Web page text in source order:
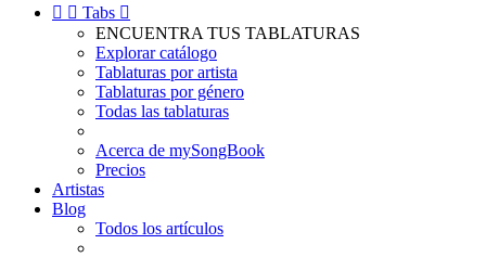
  Tabs 
ENCUENTRA TUS TABLATURAS
Explorar catálogo
Tablaturas por artista
Tablaturas por género
Todas las tablaturas
Acerca de mySongBook
Precios
Artistas
Blog
Todos los artículos